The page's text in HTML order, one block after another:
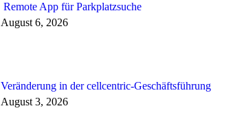
Remote App für Parkplatzsuche
August 6, 2026
Veränderung in der cellcentric-Geschäftsführung
August 3, 2026